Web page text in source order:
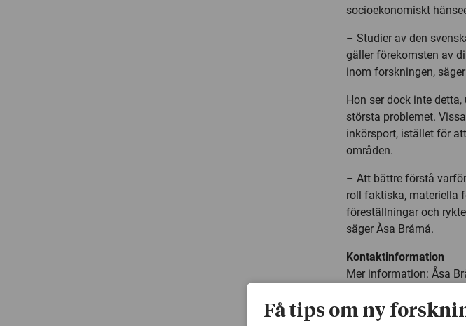
socioekonomiskt
– Studier av den
gäller förekomsten av
inom forskningen,
Hon ser dock inte
största problemet.
inkörsport, istället för
områden.
– Att bättre förstå
roll faktiska, materiella
föreställningar och
säger Åsa Bråmå.
Kontaktinformation
Mer information: Åsa
Få tips om ny